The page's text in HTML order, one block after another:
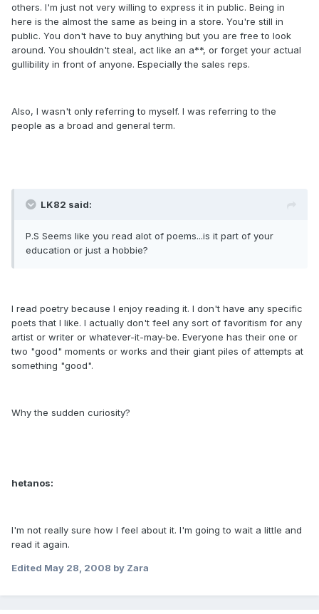
others. I'm just not very willing to express it in public. Being in
here is the almost the same as being in a store. You're still in
public. You don't have to buy anything but you are free to look
around. You shouldn't steal, act like an a**, or forget your actual
gullibility in front of anyone. Especially the sales reps.
Also, I wasn't only referring to myself. I was referring to the
people as a broad and general term.
LK82 said:
P.S Seems like you read alot of poems...is it part of your
education or just a hobbie?
I read poetry because I enjoy reading it. I don't have any specific
poets that I like. I actually don't feel any sort of favoritism for any
artist or writer or whatever-it-may-be. Everyone has their one or
two "good" moments or works and their giant piles of attempts at
something "good".
Why the sudden curiosity?
hetanos:
I'm not really sure how I feel about it. I'm going to wait a little and
read it again.
Edited May 28, 2008 by Zara